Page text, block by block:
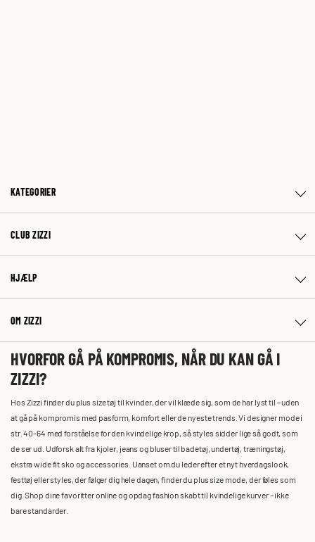
KATEGORIER
CLUB ZIZZI
HJÆLP
OM ZIZZI
HVORFOR GÅ PÅ KOMPROMIS, NÅR DU KAN GÅ I
ZIZZI?
Hos Zizzi finder du plus size tøj til kvinder, der vil klæde sig, som de har lyst til – uden
at gå på kompromis med pasform, komfort eller de nyeste trends. Vi designer mode i
str. 40-64 med forståelse for den kvindelige krop, så styles sidder lige så godt, som
de ser ud. Udforsk alt fra kjoler, jeans og bluser til badetøj, undertøj, træningstøj,
ekstra wide fit sko og accessories. Uanset om du leder efter et nyt hverdagslook,
festtøj eller styles, der følger dig hele dagen, finder du plus size mode, der føles som
dig. Shop dine favoritter online og opdag fashion skabt til kvindelige kurver – ikke
bare standarder.